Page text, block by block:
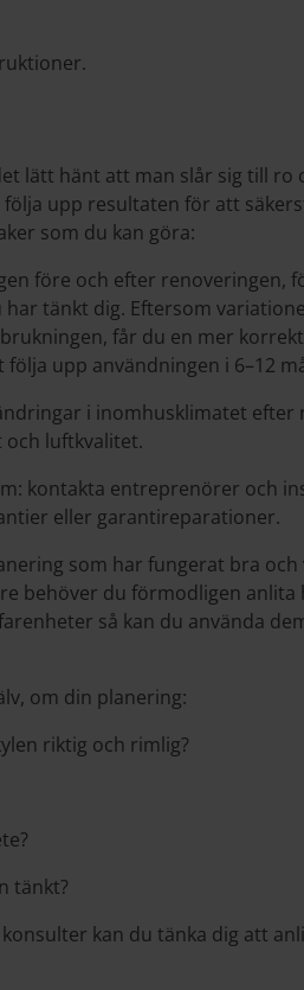
lätt hänt att man slår sig till ro
upp resultaten för att
som du kan göra:
före och efter renoveringen,
har tänkt dig. Eftersom
får du en mer
upp användningen i 6–12
i inomhusklimatet efter
luftkvalitet.
kontakta entreprenörer och
eller garantireparationer.
som har fungerat bra
behöver du förmodligen anlita
så kan du använda
om din planering:
riktig och rimlig?
tänkt?
kan du tänka dig att